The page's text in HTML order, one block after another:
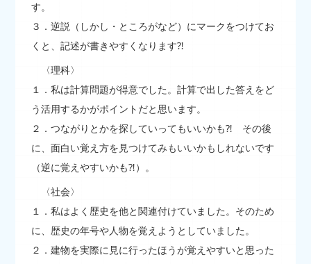
す。
３．逆説（しかし・ところがなど）にマークをつけてお
くと、記述が書きやすくなります⁈
〈理科〉
１．私は計算問題が得意でした。計算で出した答えをど
う活用するかがポイントだと思います。
２．つながりとかを探していってもいいかも⁈ その後
に、面白い覚え方を見つけてみもいいかもしれないです
（逆に覚えやすいかも⁈）。
〈社会〉
１．私はよく歴史を他と関連付けていました。そのため
に、歴史の年号や人物を覚えようとしていました。
２．建物を実際に見に行ったほうが覚えやすいと思った